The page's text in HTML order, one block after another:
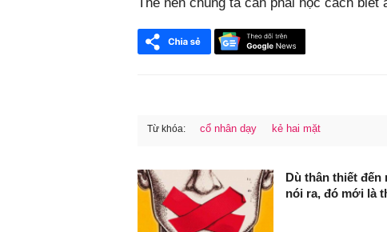
Từ khóa: cổ nhân dạy kẻ hai mặt
Dù thân thiết đến
nói ra, đó mới là